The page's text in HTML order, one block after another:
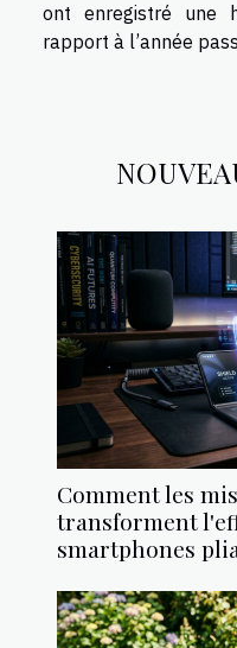
ont enregistré une
rapport à l’année
Comment les
transforment
smartphones